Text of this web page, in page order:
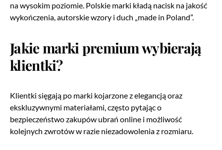
na wysokim poziomie. Polskie marki kładą nacisk na jakość
wykończenia, autorskie wzory i duch „made in Poland”.
Jakie marki premium wybierają
klientki?
Klientki sięgają po marki kojarzone z elegancją oraz
ekskluzywnymi materiałami, często pytając o
bezpieczeństwo zakupów ubrań online i możliwość
kolejnych zwrotów w razie niezadowolenia z rozmiaru.